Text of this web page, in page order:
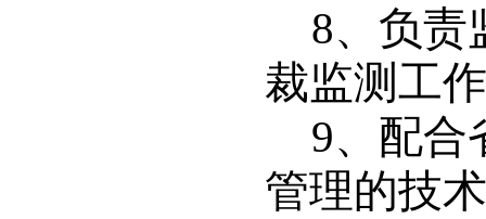
8、负责
裁监测工
9、配合
管理的技